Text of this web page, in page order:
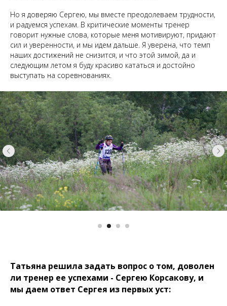
Но я доверяю Сергею, мы вместе преодолеваем трудности,
и радуемся успехам. В критические моменты тренер
говорит нужные слова, которые меня мотивируют, придают
сил и уверенности, и мы идем дальше. Я уверена, что темп
наших достижений не снизится, и что этой зимой, да и
следующим летом я буду красиво кататься и достойно
выступать на соревнованиях.
Татьяна решила задать вопрос о том, доволен
ли тренер ее успехами - Сергею Корсакову, и
мы даем ответ Сергея из первых уст: